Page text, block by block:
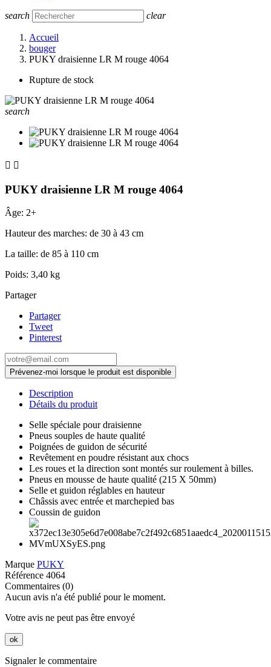
search clear
Accueil
bouger
PUKY draisienne LR M rouge 4064
Rupture de stock
search
 
PUKY draisienne LR M rouge 4064
Âge: 2+
Hauteur des marches: de 30 à 43 cm
La taille: de 85 à 110 cm
Poids: 3,40 kg
Partager
Partager
Tweet
Pinterest
Prévenez-moi lorsque le produit est disponible
Description
Détails du produit
Selle spéciale pour draisienne
Pneus souples de haute qualité
Poignées de guidon de sécurité
Revêtement en poudre résistant aux chocs
Les roues et la direction sont montés sur roulement à billes.
Pneus en mousse de haute qualité (215 X 50mm)
Selle et guidon réglables en hauteur
Châssis avec entrée et marchepied bas
Coussin de guidon
Marque PUKY
Référence 4064
Commentaires (0)
Aucun avis n'a été publié pour le moment.
Votre avis ne peut pas être envoyé
ok
Signaler le commentaire